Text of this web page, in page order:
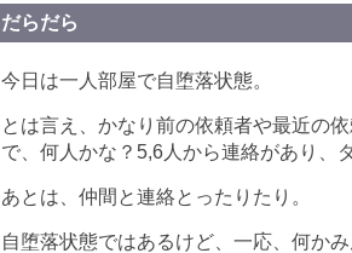
だらだら
今日は一人部屋で自堕落状態。
とは言え、かなり前の依頼者や最近の
で、何人かな？5,6人から連絡があり、
あとは、仲間と連絡とったりたり。
自堕落状態ではあるけど、一応、何か